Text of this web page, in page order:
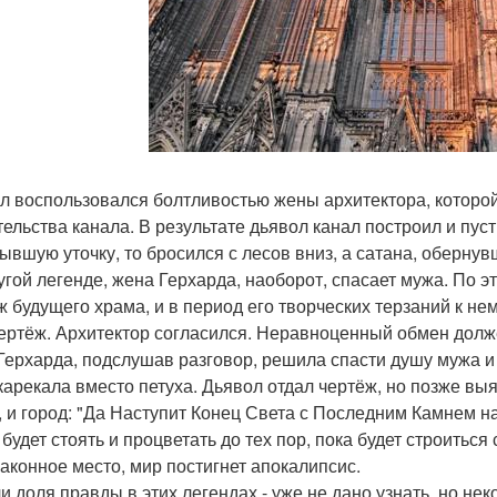
воспользовался болтливостью жены архитектора,
канала. В результате дьявол канал построил и
уточку, то бросился с лесов вниз, а сатана,
легенде, жена Герхарда, наоборот, спасает мужа. По
будущего храма, и в период его творческих терзаний к
Архитектор согласился. Неравноценный обмен
подслушав разговор, решила спасти душу мужа
вместо петуха. Дьявол отдал чертёж, но позже
и город: "Да Наступит Конец Света с Последним Камнем
стоять и процветать до тех пор, пока будет
место, мир постигнет апокалипсис.